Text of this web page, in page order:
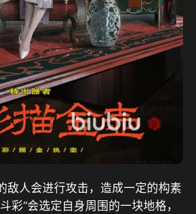
敌人会进行攻击，造成一定的构素
彩”会选定自身周围的一块地格，